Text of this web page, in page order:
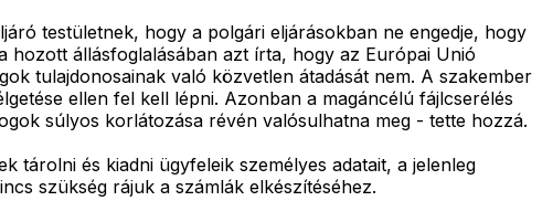
testületnek, hogy a polgári eljárásokban ne engedje, hogy
hozott állásfoglalásában azt írta, hogy az Európai Unió
tulajdonosainak való közvetlen átadását nem. A szakember
ellen fel kell lépni. Azonban a magáncélú fájlcserélés
súlyos korlátozása révén valósulhatna meg - tette hozzá.
tárolni és kiadni ügyfeleik személyes adatait, a jelenleg
szükség rájuk a számlák elkészítéséhez.